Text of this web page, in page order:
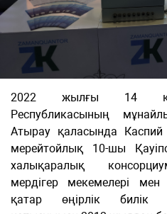
2022 жылғы 14
Республикасының
Атырау қаласында
мерейтойлық 10-шы
халықаралық
мердігер мекемелері мен
қатар өңірлік билік